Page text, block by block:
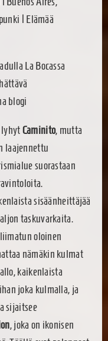
lyhytCaminito, mutta
laajennettu
suorastaan
sisäänheittäjää
taskuvarkaita.
oloinen
nämäkin kulmat
kaikenlaista
joka kulmalla, ja
sijaitsee
, joka on ikonisen